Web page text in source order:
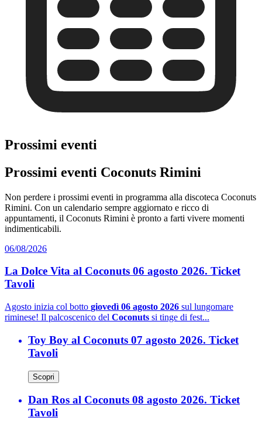
Prossimi eventi
Prossimi eventi Coconuts Rimini
Non perdere i prossimi eventi in programma alla discoteca Coconuts
Rimini. Con un calendario sempre aggiornato e ricco di
appuntamenti, il Coconuts Rimini è pronto a farti vivere momenti
indimenticabili.
06/08/2026
La Dolce Vita al Coconuts 06 agosto 2026. Ticket
Tavoli
Agosto inizia col botto giovedì 06 agosto 2026 sul lungomare
riminese! Il palcoscenico del Coconuts si tinge di fest...
Toy Boy al Coconuts 07 agosto 2026. Ticket
Tavoli
Scopri
Dan Ros al Coconuts 08 agosto 2026. Ticket
Tavoli